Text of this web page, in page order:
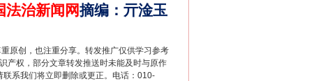
法治新闻网摘编 ： 亓淦玉
原创，也注重分享。转发推广仅供学习参考
产权，部分文章转发推送时未能及时与原作
系我们将立即删除或更正。电话：010-